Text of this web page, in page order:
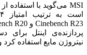
پردازنده‌ی اینتل برای
نیتروژن مایع استفاده کرد و به فرکانس